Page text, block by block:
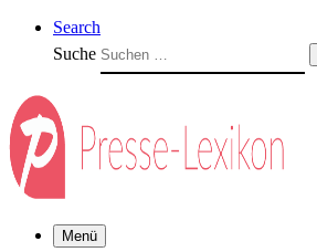
Search
Suche
Menü